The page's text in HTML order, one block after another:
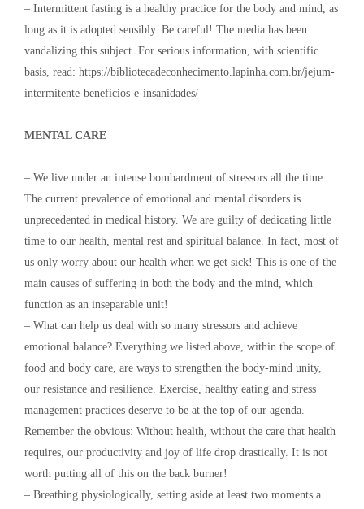
– Intermittent fasting is a healthy practice for the body and mind, as
long as it is adopted sensibly. Be careful! The media has been
vandalizing this subject. For serious information, with scientific
basis, read: https://bibliotecadeconhecimento.lapinha.com.br/jejum-
intermitente-beneficios-e-insanidades/
MENTAL CARE
– We live under an intense bombardment of stressors all the time.
The current prevalence of emotional and mental disorders is
unprecedented in medical history. We are guilty of dedicating little
time to our health, mental rest and spiritual balance. In fact, most of
us only worry about our health when we get sick! This is one of the
main causes of suffering in both the body and the mind, which
function as an inseparable unit!
– What can help us deal with so many stressors and achieve
emotional balance? Everything we listed above, within the scope of
food and body care, are ways to strengthen the body-mind unity,
our resistance and resilience. Exercise, healthy eating and stress
management practices deserve to be at the top of our agenda.
Remember the obvious: Without health, without the care that health
requires, our productivity and joy of life drop drastically. It is not
worth putting all of this on the back burner!
– Breathing physiologically, setting aside at least two moments a